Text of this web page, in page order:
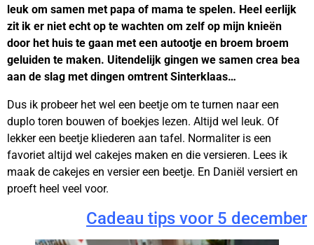
leuk om samen met papa of mama te spelen. Heel eerlijk
zit ik er niet echt op te wachten om zelf op mijn knieën
door het huis te gaan met een autootje en broem broem
geluiden te maken. Uitendelijk gingen we samen crea bea
aan de slag met dingen omtrent Sinterklaas…
Dus ik probeer het wel een beetje om te turnen naar een
duplo toren bouwen of boekjes lezen. Altijd wel leuk. Of
lekker een beetje kliederen aan tafel. Normaliter is een
favoriet altijd wel cakejes maken en die versieren. Lees ik
maak de cakejes en versier een beetje. En Daniël versiert en
proeft heel veel voor.
Cadeau tips voor 5 december